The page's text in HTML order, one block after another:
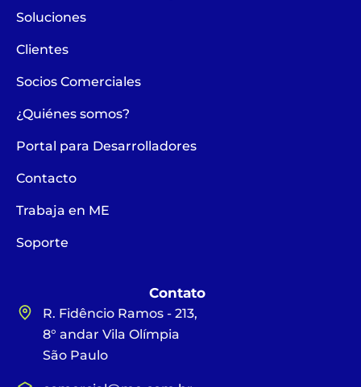
Soluciones
Clientes
Socios Comerciales
¿Quiénes somos?
Portal para Desarrolladores
Contacto
Trabaja en ME
Soporte
Contato
R. Fidêncio Ramos - 213,
8° andar Vila Olímpia
São Paulo